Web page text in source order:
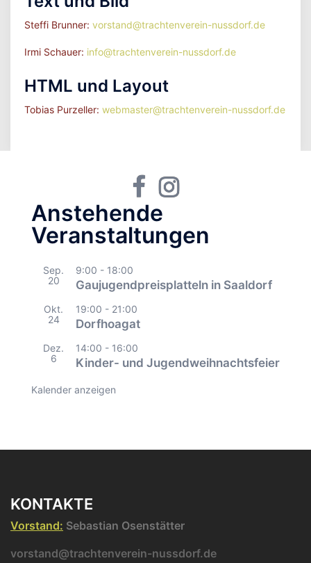
Steffi Brunner: vorstand@trachtenverein-nussdorf.de
Irmi Schauer: info@trachtenverein-nussdorf.de
HTML und Layout
Tobias Purzeller: webmaster@trachtenverein-nussdorf.de
FacebookInstagram
Anstehende
Veranstaltungen
Sep.
20
9:00 - 18:00
Gaujugendpreisplatteln in Saaldorf
Okt.
24
19:00 - 21:00
Dorfhoagat
Dez.
6
14:00 - 16:00
Kinder- und Jugendweihnachtsfeier
Kalender anzeigen
KONTAKTE
Vorstand: Sebastian Osenstätter
vorstand@trachtenverein-nussdorf.de